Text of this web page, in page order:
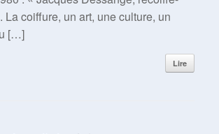
La coiffure, un art, une culture, un
[…]
Lire